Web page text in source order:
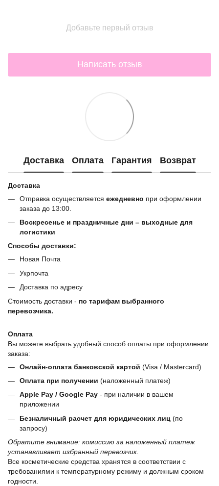
Добавьте первый отзыв
Написать отзыв
Доставка Оплата Гарантия Возврат
Доставка
Отправка осуществляется ежедневно при оформлении
заказа до 13:00.
Воскресенье и праздничные дни – выходные для
логистики
Способы доставки:
Новая Почта
Укрпочта
Доставка по адресу
Стоимость доставки - по тарифам выбранного
перевозчика.
Оплата
Вы можете выбрать удобный способ оплаты при оформлении
заказа:
Онлайн-оплата банковской картой (Visa / Mastercard)
Оплата при получении (наложенный платеж)
Apple Pay / Google Pay - при наличии в вашем
приложении
Безналичный расчет для юридических лиц (по
запросу)
Обратите внимание: комиссию за наложенный платеж
устанавливает избранный перевозчик.
Все косметические средства хранятся в соответствии с
требованиями к температурному режиму и должным сроком
годности.